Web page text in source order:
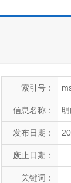
索引号：
信息名称：
发布日期：
废止日期：
关键词：